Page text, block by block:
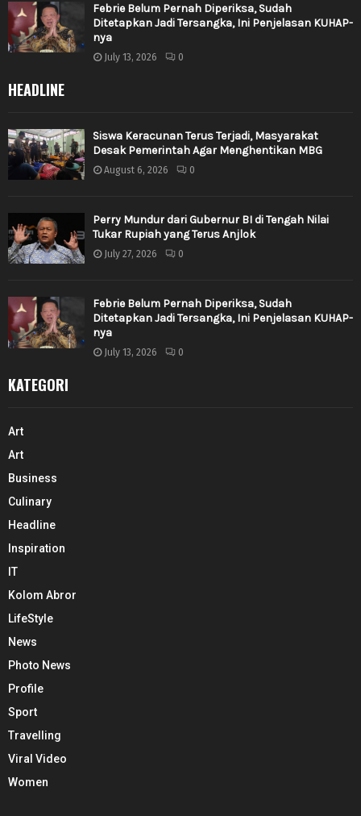
Febrie Belum Pernah Diperiksa, Sudah
Ditetapkan Jadi Tersangka, Ini Penjelasan KUHAP-
nya
July 13, 2026 0
HEADLINE
Siswa Keracunan Terus Terjadi, Masyarakat
Desak Pemerintah Agar Menghentikan MBG
August 6, 2026 0
Perry Mundur dari Gubernur BI di Tengah Nilai
Tukar Rupiah yang Terus Anjlok
July 27, 2026 0
Febrie Belum Pernah Diperiksa, Sudah
Ditetapkan Jadi Tersangka, Ini Penjelasan KUHAP-
nya
July 13, 2026 0
KATEGORI
Art
Art
Business
Culinary
Headline
Inspiration
IT
Kolom Abror
LifeStyle
News
Photo News
Profile
Sport
Travelling
Viral Video
Women